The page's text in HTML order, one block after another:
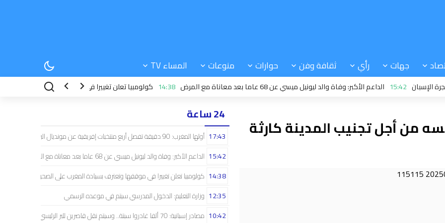
جهات رأي ثقافة وفن حوارات منوعات المساء TV
15:42 الداعم الأكبر: وفاة والد ليونيل ميسي عن 68 عاما بعد معاناة مع المرض 14:38 كولومبيا تعلن تغييرا في موقفها وتعترف بسيادة المغرب
من أجل تجنيب المدينة كارثة
24 ساعة
أولها المغرب: 90 دقيقة تفصل أربع منتخبات إفريقية عن مونديال البرازيل 17:43
الداعم الأكبر: وفاة والد ليونيل ميسي عن 68 عاما بعد معاناة مع المرض 15:42
كولومبيا تعلن تغييرا في موقفها وتعترف بسيادة المغرب على الصحراء 14:38
وزارة التعليم: الدخول المدرسي سیتم في موعده الرسمي 12:35
مصادر إسبانية: 70 ألفا غادروا سبتة.. وسيتم نقل قاصرين للبر الرئيسي 10:42